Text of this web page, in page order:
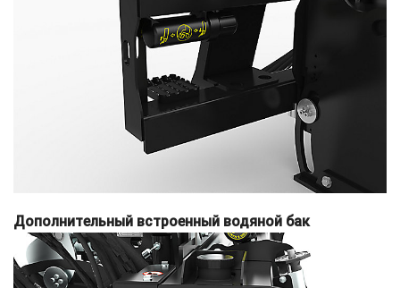
Дополнительный встроенный водяной бак